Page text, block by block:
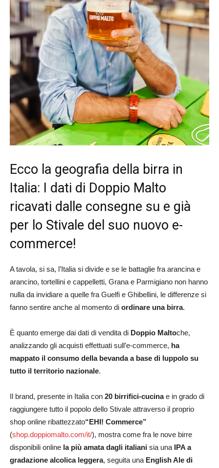
Ecco la geografia della birra in
Italia: I dati di Doppio Malto
ricavati dalle consegne su e già
per lo Stivale del suo nuovo e-
commerce!
A tavola, si sa, l’Italia si divide e se le battaglie fra arancina e
arancino, tortellini e cappelletti, Grana e Parmigiano non hanno
nulla da invidiare a quelle fra Guelfi e Ghibellini, le differenze si
fanno sentire anche al momento di ordinare una birra.
È quanto emerge dai dati di vendita di Doppio Maltoche,
analizzando gli acquisti effettuati sull’e-commerce, ha
mappato il consumo della bevanda a base di luppolo su
tutto il territorio nazionale.
Il brand, presente in Italia con 20 birrifici-cucinae in grado di
raggiungere tutto il popolo dello Stivale attraverso il proprio
shop online ribattezzato“EHI! Commerce”
(shop.doppiomalto.com/it/), mostra come fra le nove birre
disponibili online la più amata dagli italiani sia una IPA a
gradazione alcolica leggera, seguita una English Ale di